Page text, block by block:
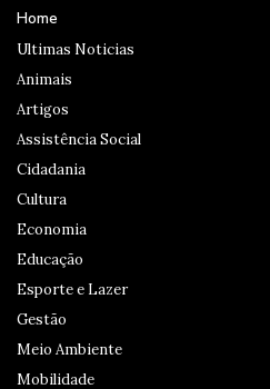
Home
Ultimas Noticias
Animais
Artigos
Assistência Social
Cidadania
Cultura
Economia
Educação
Esporte e Lazer
Gestão
Meio Ambiente
Mobilidade